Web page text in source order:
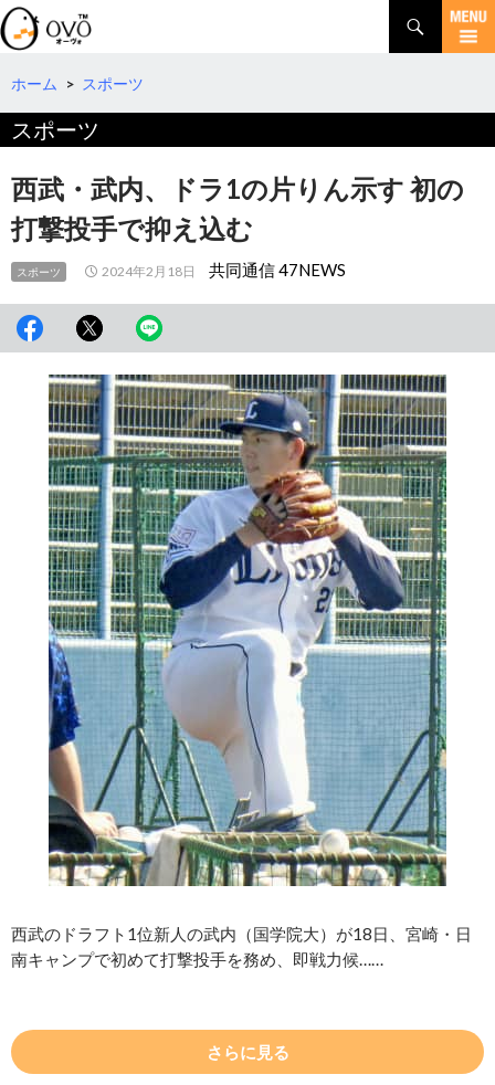
検
索
コ
テ
へ
移
動
ホーム > スポーツ
スポーツ
西武・武内、ドラ1の片りん示す 初の
打撃投手で抑え込む
スポーツ 2024年2月18日 共同通信 47NEWS
西武のドラフト1位新人の武内（国学院大）が18日、宮崎・日
南キャンプで初めて打撃投手を務め、即戦力候……
さらに見る